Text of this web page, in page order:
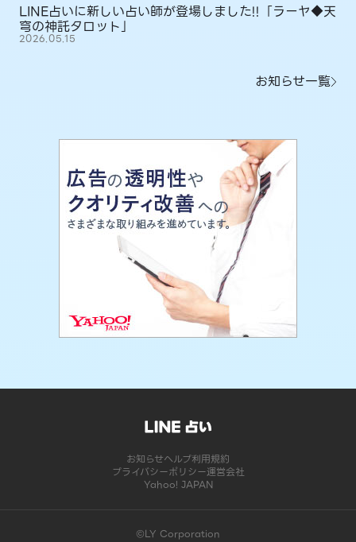
LINE占いに新しい占い師が登場しました!!「ラーヤ◆天
穹の神託タロット」
2026.05.15
お知らせ一覧
お知らせヘルプ利用規約
プライバシーポリシー運営会社
Yahoo! JAPAN
©LY Corporation